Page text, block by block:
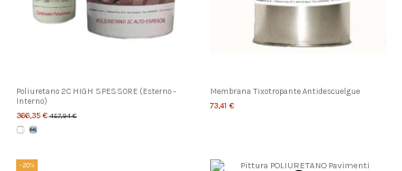
Poliuretano 2C HIGH SPESSORE (Esterno -
Interno)
366,35 €457,94 €
Membrana Tixotropante Antidescuelgue
73,41 €
-20%